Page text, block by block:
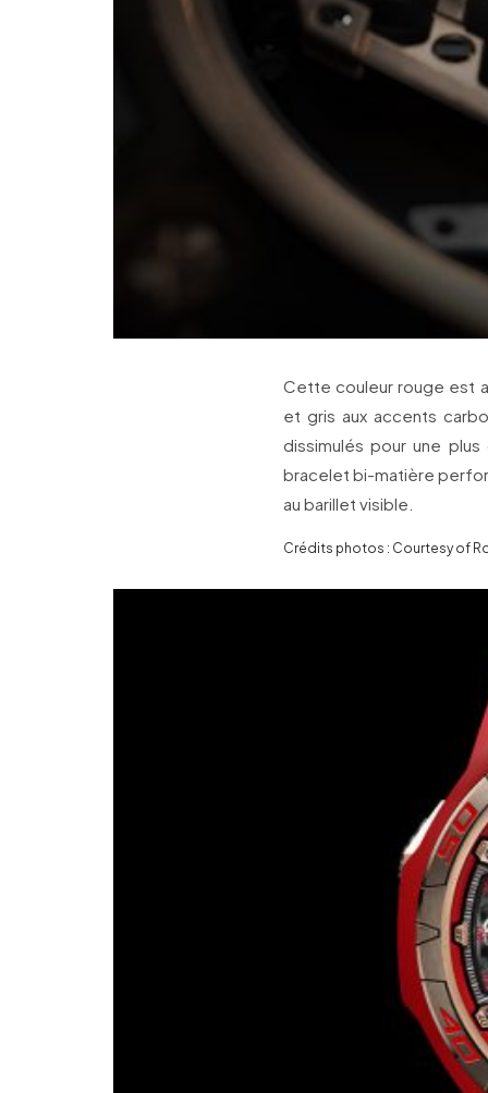
Cette couleur rouge est
et gris aux accents
dissimulés pour une
bracelet bi-matière
au barillet visible.
Crédits photos : Courtesy of